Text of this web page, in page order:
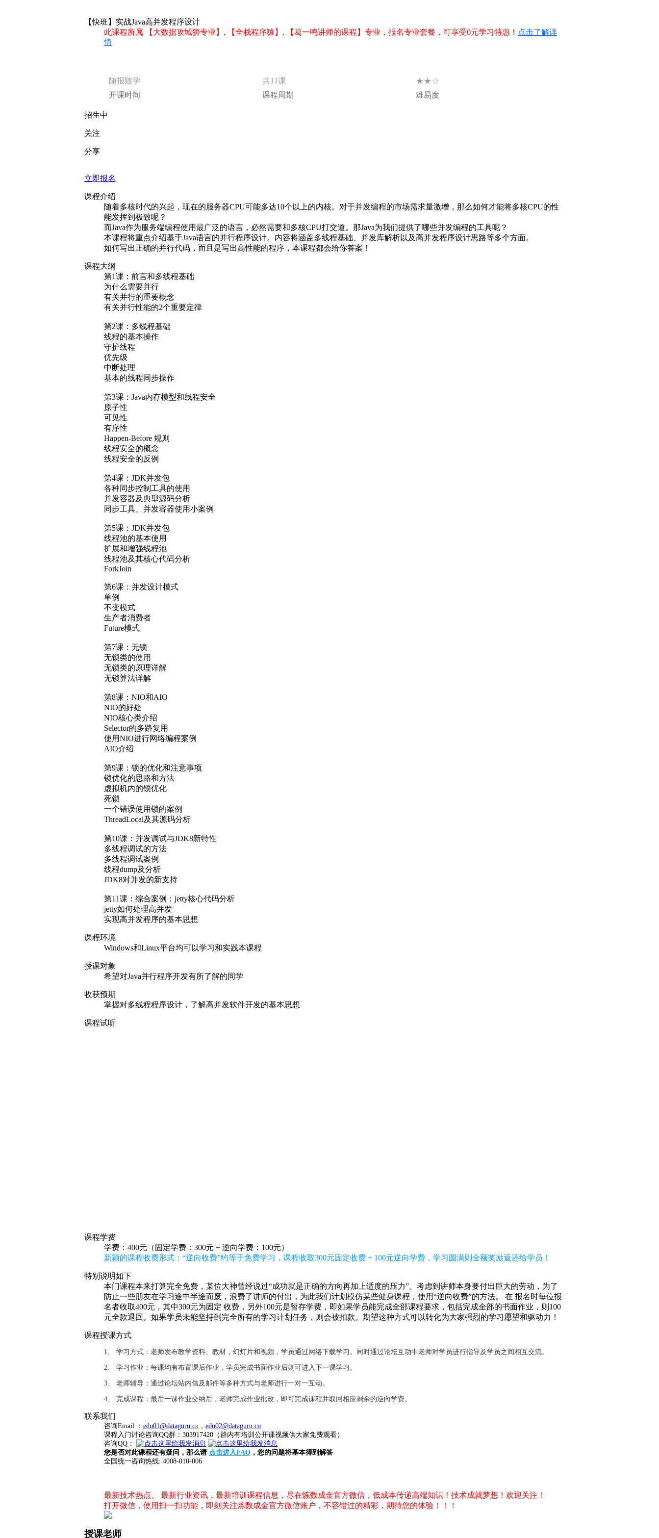
【快班】实战Java高并发程序设计
此课程所属 【大数据攻城狮专业】, 【全栈程序猿】, 【葛一鸣讲师的课程】专业，报名专业套餐，可享受0元学习特惠！ 点击了解详
情
随报随学 共11课 ★★☆
开课时间 课程周期 难易度
招生中
关注
分享
立即报名
课程介绍
随着多核时代的兴起，现在的服务器CPU可能多达10个以上的内核。对于并发编程的市场需求量激增，那么如何才能将多核CPU的性
能发挥到极致呢？
而Java作为服务端编程使用最广泛的语言，必然需要和多核CPU打交道。那Java为我们提供了哪些并发编程的工具呢？
本课程将重点介绍基于Java语言的并行程序设计。内容将涵盖多线程基础、并发库解析以及高并发程序设计思路等多个方面。
如何写出正确的并行代码，而且是写出高性能的程序，本课程都会给你答案！
课程大纲
第1课：前言和多线程基础
为什么需要并行
有关并行的重要概念
有关并行性能的2个重要定律
第2课：多线程基础
线程的基本操作
守护线程
优先级
中断处理
基本的线程同步操作
第3课：Java内存模型和线程安全
原子性
可见性
有序性
Happen-Before 规则
线程安全的概念
线程安全的反例
第4课：JDK并发包
各种同步控制工具的使用
并发容器及典型源码分析
同步工具、并发容器使用小案例
第5课：JDK并发包
线程池的基本使用
扩展和增强线程池
线程池及其核心代码分析
ForkJoin
第6课：并发设计模式
单例
不变模式
生产者消费者
Future模式
第7课：无锁
无锁类的使用
无锁类的原理详解
无锁算法详解
第8课：NIO和AIO
NIO的好处
NIO核心类介绍
Selector的多路复用
使用NIO进行网络编程案例
AIO介绍
第9课：锁的优化和注意事项
锁优化的思路和方法
虚拟机内的锁优化
死锁
一个错误使用锁的案例
ThreadLocal及其源码分析
第10课：并发调试与JDK8新特性
多线程调试的方法
多线程调试案例
线程dump及分析
JDK8对并发的新支持
第11课：综合案例：jetty核心代码分析
jetty如何处理高并发
实现高并发程序的基本思想
课程环境
Windows和Linux平台均可以学习和实践本课程
授课对象
希望对Java并行程序开发有所了解的同学
收获预期
掌握对多线程程序设计，了解高并发软件开发的基本思想
课程试听
课程学费
学费：400元（固定学费：300元 + 逆向学费：100元）
新颖的课程收费形式：“逆向收费”约等于免费学习，课程收取300元固定收费 + 100元逆向学费，学习圆满则全额奖励返还给学员！
特别说明如下
本门课程本来打算完全免费，某位大神曾经说过“成功就是正确的方向再加上适度的压力”。考虑到讲师本身要付出巨大的劳动，为了
防止一些朋友在学习途中半途而废，浪费了讲师的付出，为此我们计划模仿某些健身课程，使用“逆向收费”的方法。 在 报名时每位报
名者收取400元，其中300元为固定 收费，另外100元是暂存学费，即如果学员能完成全部课程要求，包括完成全部的书面作业，则100
元全款退回。如果学员未能坚持到完全所有的学习计划任务，则会被扣款。期望这种方式可以转化为大家强烈的学习愿望和驱动力！
课程授课方式
1、 学习方式：老师发布教学资料、教材，幻灯片和视频，学员通过网络下载学习。同时通过论坛互动中老师对学员进行指导及学员之间相互交流。
2、 学习作业：每课均有布置课后作业，学员完成书面作业后则可进入下一课学习。
3、 老师辅导：通过论坛站内信及邮件等多种方式与老师进行一对一互动。
4、 完成课程：最后一课作业交纳后，老师完成作业批改，即可完成课程并取回相应剩余的逆向学费。
联系我们
咨询Email ： edu01@dataguru.cn ， edu02@dataguru.cn
课程入门讨论咨询QQ群：303917420（群内有培训公开课视频供大家免费观看）
咨询QQ：
您是否对此课程还有疑问，那么请 点击进入FAQ ，您的问题将基本得到解答
全国统一咨询热线: 4008-010-006
最新技术热点、 最新行业资讯，最新培训课程信息，尽在炼数成金官方微信，低成本传递高端知识！技术成就梦想！欢迎关注！
打开微信，使用扫一扫功能，即刻关注炼数成金官方微信账户，不容错过的精彩，期待您的体验！！！
授课老师